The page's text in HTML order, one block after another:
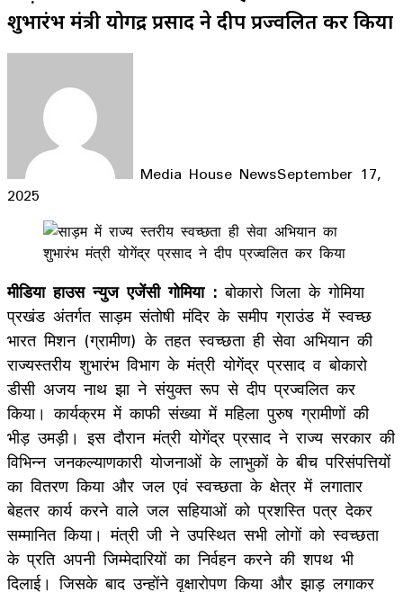
शुभारंभ मंत्री योगेंद्र प्रसाद ने दीप प्रज्वलित कर किया
Media House NewsSeptember 17,
2025
Facebook
LinkedIn
WhatsApp
Telegram
मीडिया हाउस न्युज एजेंसी गोमिया : बोकारो जिला के गोमिया
प्रखंड अंतर्गत साड़म संतोषी मंदिर के समीप ग्राउंड में स्वच्छ
भारत मिशन (ग्रामीण) के तहत स्वच्छता ही सेवा अभियान की
राज्यस्तरीय शुभारंभ विभाग के मंत्री योगेंद्र प्रसाद व बोकारो
डीसी अजय नाथ झा ने संयुक्त रूप से दीप प्रज्वलित कर
किया। कार्यक्रम में काफी संख्या में महिला पुरुष ग्रामीणों की
भीड़ उमड़ी। इस दौरान मंत्री योगेंद्र प्रसाद ने राज्य सरकार की
विभिन्न जनकल्याणकारी योजनाओं के लाभुकों के बीच परिसंपत्तियों
का वितरण किया और जल एवं स्वच्छता के क्षेत्र में लगातार
बेहतर कार्य करने वाले जल सहियाओं को प्रशस्ति पत्र देकर
सम्मानित किया। मंत्री जी ने उपस्थित सभी लोगों को स्वच्छता
के प्रति अपनी जिम्मेदारियों का निर्वहन करने की शपथ भी
दिलाई। जिसके बाद उन्होंने वृक्षारोपण किया और झाड़ू लगाकर